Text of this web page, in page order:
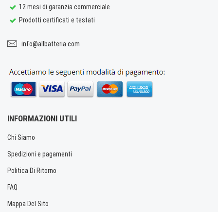
12 mesi di garanzia commerciale
Prodotti certificati e testati
info@allbatteria.com
INFORMAZIONI UTILI
Chi Siamo
Spedizioni e pagamenti
Politica Di Ritorno
FAQ
Mappa Del Sito